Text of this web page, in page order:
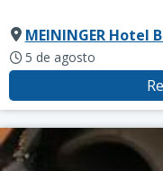
MEININGER
5 de agosto